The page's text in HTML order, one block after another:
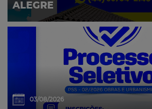
ALEGRE
03/08/2026